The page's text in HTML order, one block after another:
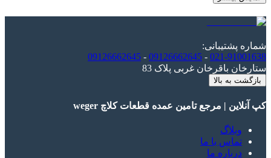
شماره پشتیبانی:
021-91001638
-
09126662645
-
09126662645
ستارخان باقرخان غربی پلاک 83
بازگشت به بالا
کپ آنلاین | مرجع تامین عمده قطعات کلاچ weger
وبلاگ
تماس با ما
درباره ما